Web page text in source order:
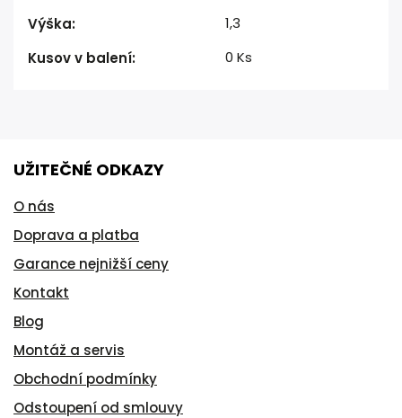
Výška:
1,3
Kusov v balení: 0 Ks
UŽITEČNÉ ODKAZY
O nás
Doprava a platba
Garance nejnižší ceny
Kontakt
Blog
Montáž a servis
Obchodní podmínky
Odstoupení od smlouvy